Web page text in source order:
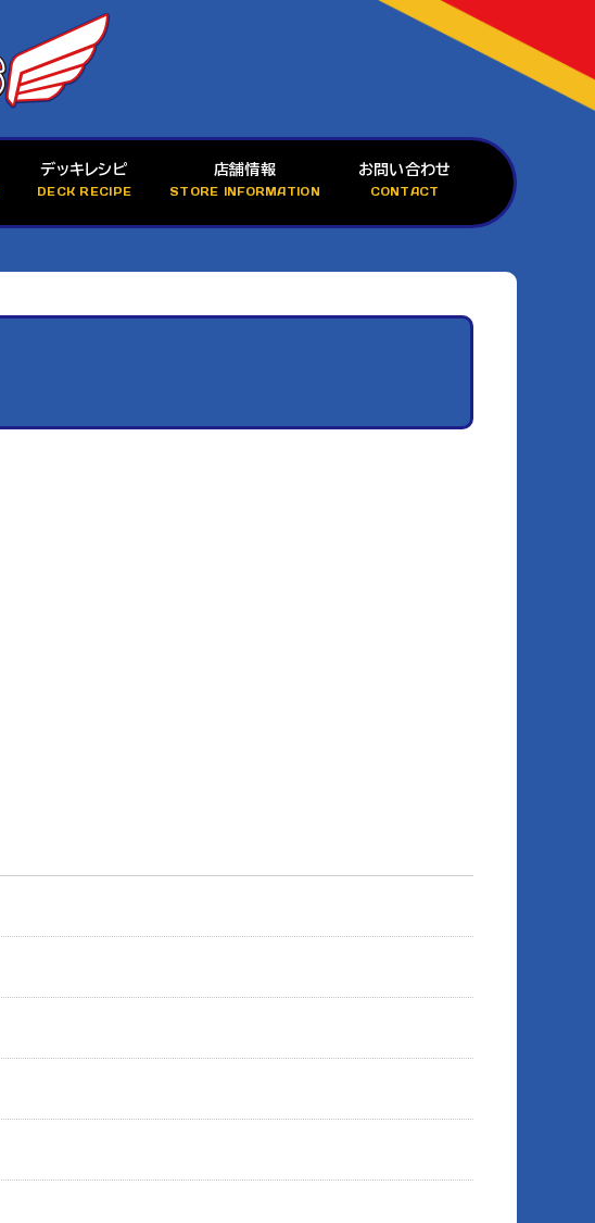
デッキレシピ
DECK RECIPE
店舗情報
STORE INFORMATION
お問い合わせ
CONTACT